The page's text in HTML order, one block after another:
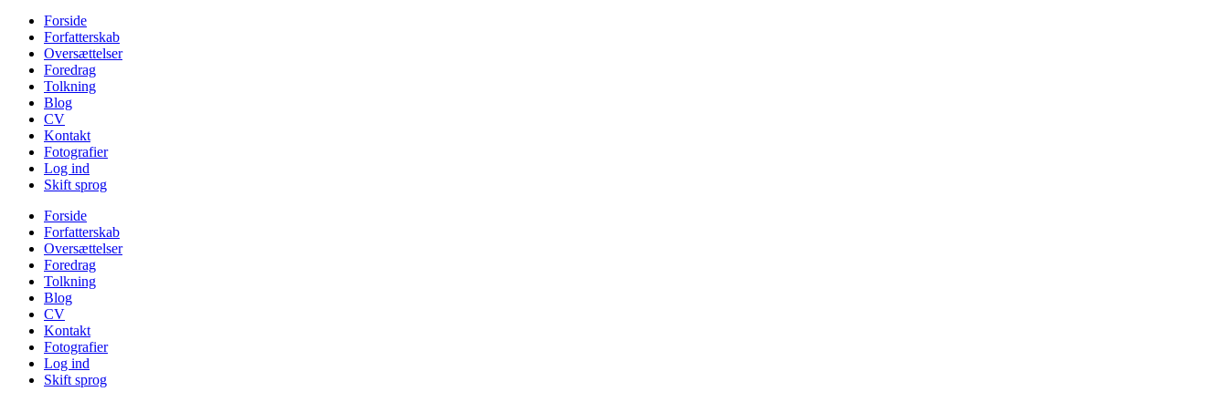
Forside
Forfatterskab
Oversættelser
Foredrag
Tolkning
Blog
CV
Kontakt
Fotografier
Log ind
Skift sprog
Forside
Forfatterskab
Oversættelser
Foredrag
Tolkning
Blog
CV
Kontakt
Fotografier
Log ind
Skift sprog